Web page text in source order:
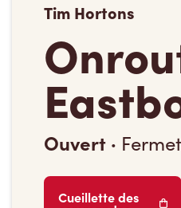
Tim Hortons
Ouvert ·
Cueillette des